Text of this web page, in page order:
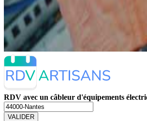
RDV avec un câbleur d'équipements
VALIDER